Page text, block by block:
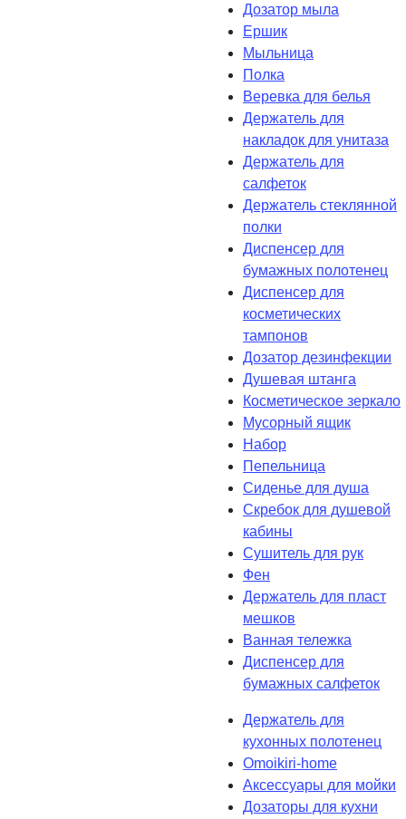
Дозатор мыла
Eршик
Мыльница
Полка
Веревка для белья
Держатель для
накладок для унитаза
Держатель для
салфеток
Держатель стеклянной
полки
Диспенсер для
бумажных полотенец
Диспенсер для
косметических
тампонов
Дозатор дезинфекции
Душевая штанга
Косметическое зеркало
Мусорный ящик
Набор
Пепельница
Сиденье для душа
Скребок для душевой
кабины
Сушитель для рук
Фен
Держатель для пласт
мешков
Ванная тележка
Диспенсер для
бумажных салфеток
Держатель для
кухонных полотенец
Omoikiri-home
Аксессуары для мойки
Дозаторы для кухни